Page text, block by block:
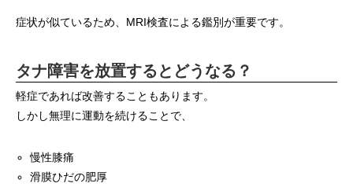
症状が似ているため、MRI検査による鑑別が重要です。
タナ障害を放置するとどうなる？
軽症であれば改善することもあります。
しかし無理に運動を続けることで、
慢性膝痛
滑膜ひだの肥厚